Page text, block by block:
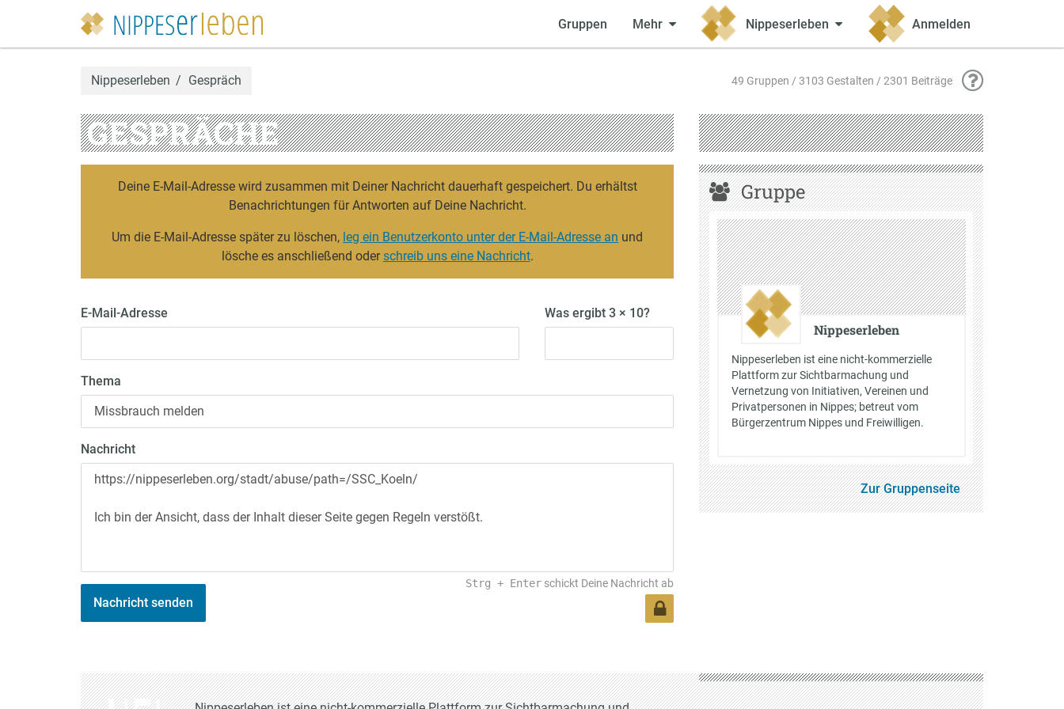
Gruppen Mehr Nippeserleben Anmelden
Nippeserleben Gespräch 49 Gruppen / 3103 Gestalten / 2301 Beiträge
GESPRÄCHE
Deine E-Mail-Adresse wird zusammen mit Deiner Nachricht dauerhaft gespeichert. Du erhältst
Benachrichtungen für Antworten auf Deine Nachricht.
Um die E-Mail-Adresse später zu löschen, leg ein Benutzerkonto unter der E-Mail-Adresse an und
lösche es anschließend oderschreib uns eine Nachricht.
E-Mail-Adresse Was ergibt 3 × 10?
Thema
Nachricht
Strg + Enter schickt Deine Nachricht ab
Nachricht senden
Gruppe
Nippeserleben
Nippeserleben ist eine nicht-kommerzielle
Plattform zur Sichtbarmachung und
Vernetzung von Initiativen, Vereinen und
Privatpersonen in Nippes; betreut vom
Bürgerzentrum Nippes und Freiwilligen.
Zur Gruppenseite